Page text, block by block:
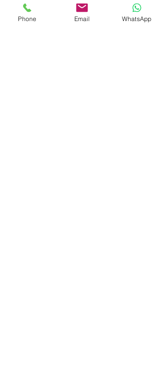
Sieraden Workshop
Zilveren Sieraden maken
Phone Email WhatsApp